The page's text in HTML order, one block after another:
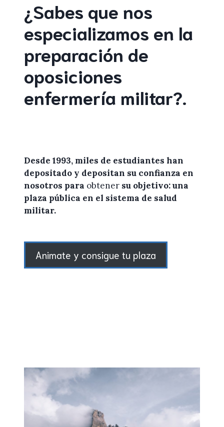
¿Sabes que nos
especializamos en la
preparación de
oposiciones
enfermería militar?.
Desde 1993, miles de estudiantes han
depositado y depositan su confianza en
nosotros para obtener su objetivo: una
plaza pública en el sistema de salud
militar.
Animate y consigue tu plaza